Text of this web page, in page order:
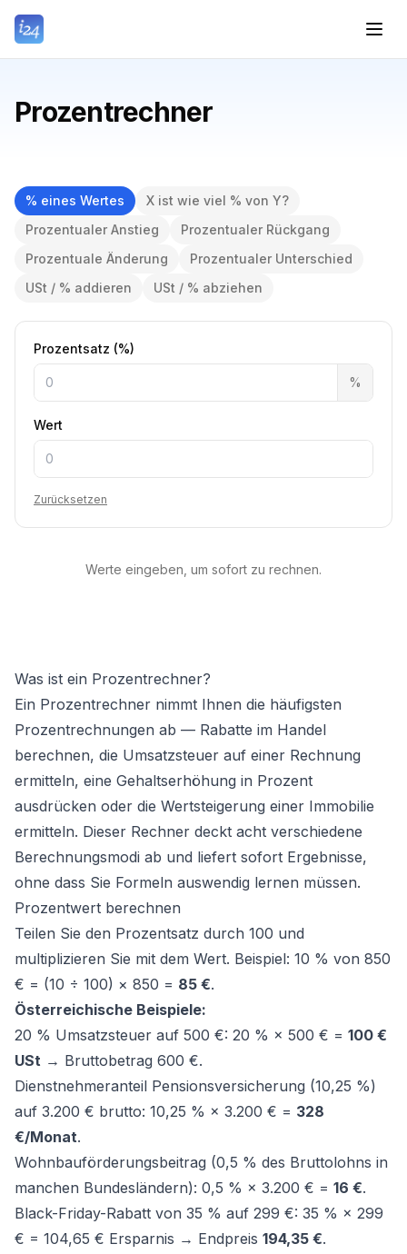
Prozentrechner
% eines Wertes
X ist wie viel % von Y?
Prozentualer Anstieg
Prozentualer Rückgang
Prozentuale Änderung
Prozentualer Unterschied
USt / % addieren
USt / % abziehen
Prozentsatz (%)
%
Wert
Zurücksetzen
Werte eingeben, um sofort zu rechnen.
Was ist ein Prozentrechner?
Ein Prozentrechner nimmt Ihnen die häufigsten
Prozentrechnungen ab — Rabatte im Handel
berechnen, die Umsatzsteuer auf einer Rechnung
ermitteln, eine Gehaltserhöhung in Prozent
ausdrücken oder die Wertsteigerung einer Immobilie
ermitteln. Dieser Rechner deckt acht verschiedene
Berechnungsmodi ab und liefert sofort Ergebnisse,
ohne dass Sie Formeln auswendig lernen müssen.
Prozentwert berechnen
Teilen Sie den Prozentsatz durch 100 und
multiplizieren Sie mit dem Wert. Beispiel: 10 % von 850
€ = (10 ÷ 100) × 850 = 85 €.
Österreichische Beispiele:
20 % Umsatzsteuer auf 500 €: 20 % × 500 € = 100 €
USt → Bruttobetrag 600 €.
Dienstnehmeranteil Pensionsversicherung (10,25 %)
auf 3.200 € brutto: 10,25 % × 3.200 € = 328
€/Monat.
Wohnbauförderungsbeitrag (0,5 % des Bruttolohns in
manchen Bundesländern): 0,5 % × 3.200 € = 16 €.
Black-Friday-Rabatt von 35 % auf 299 €: 35 % × 299
€ = 104,65 € Ersparnis → Endpreis 194,35 €.